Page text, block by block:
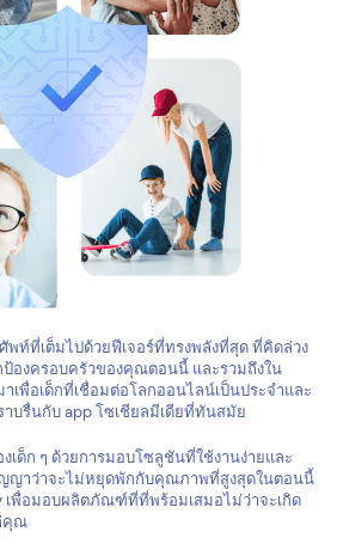
พท์ที่เต็มไปด้วยฟีเจอร์ที่ทรงพลังที่สุด ที่คิดล่วง
องครอบครัวของคุณตอนนี้ และรวมถึงใน
เพื่อเด็กที่เชื่อมต่อโลกออนไลน์เป็นประจำและ
บรื่นกับ app โซเชียลมีเดียที่ทันสมัย
เด็ก ๆ ด้วยการมอบโซลูชันที่ใช้งานง่ายและ
ญญาว่าจะไม่หยุดพักกับคุณภาพที่สูงสุดในตอนนี้
เพื่อมอบผลิตภัณฑ์ที่ที่พร้อมเสมอไม่ว่าจะเกิด
คุณ